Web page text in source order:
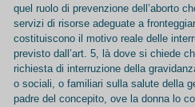
quel ruolo di prevenzione dell’aborto
servizi di risorse adeguate a
costituiscono il motivo reale delle
previsto dall’art. 5, là dove si chiede
richiesta di interruzione della
o sociali, o familiari sulla salute della
padre del concepito, ove la donna lo